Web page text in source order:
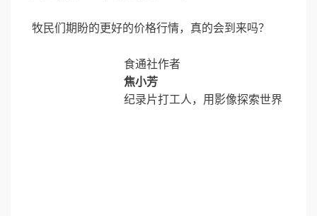
牧民们期盼的更好的价格行情，真的会到来吗？
食通社作者
焦小芳
纪录片打工人，用影像探索世界